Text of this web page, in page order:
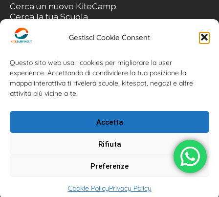
Gestisci Cookie Consent
Questo sito web usa i cookies per migliorare la user
experience. Accettando di condividere la tua posizione la
mappa interattiva ti rivelerà scuole, kitespot, negozi e altre
attività più vicine a te.
Accetta
Rifiuta
Preferenze
Cookie PolicyPrivacy Policy
Cerca un nuovo KiteCamp
Cerca la tua Scuola
Cerca il tuo KiteSpot
Cerca Accommodation
Cerca il tuo Usato
Kitesurfing powered by Associazione Kitesurf Italiana